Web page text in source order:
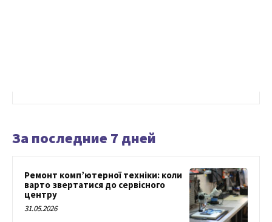
За последние 7 дней
Ремонт комп’ютерної техніки: коли
варто звертатися до сервісного
центру
31.05.2026